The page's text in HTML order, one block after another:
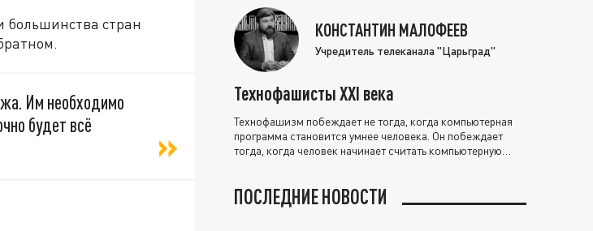
большинства стран
Им необходимо
будет всё
КОНСТАНТИН МАЛОФЕЕВ
Учредитель телеканала "Царьград"
Технофашисты XXI века
Технофашизм побеждает не тогда, когда компьютерная
программа становится умнее человека. Он побеждает
тогда, когда человек начинает считать компьютерную
ПОСЛЕДНИЕ НОВОСТИ